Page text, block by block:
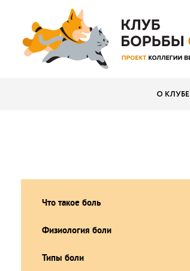
О КЛУБЕ
Что такое боль
Физиология боли
Типы боли